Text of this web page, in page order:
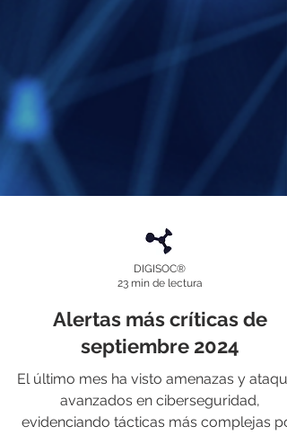
Alertas más críticas de
septiembre 2024
El último mes ha visto amenazas y
avanzados en ciberseguridad,